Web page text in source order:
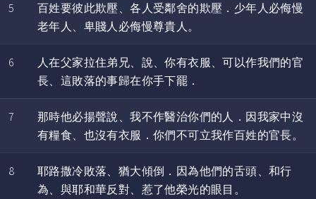
5
百姓要彼此欺壓、各人受鄰舍的欺壓．少年人必侮慢
老年人、卑賤人必侮慢尊貴人。
6
人在父家拉住弟兄、說、你有衣服、可以作我們的官
長、這敗落的事歸在你手下罷．
7
那時他必揚聲說、我不作醫治你們的人．因我家中沒
有糧食、也沒有衣服．你們不可立我作百姓的官長。
8
耶路撒冷敗落、猶大傾倒．因為他們的舌頭、和行
為、與耶和華反對、惹了他榮光的眼目。